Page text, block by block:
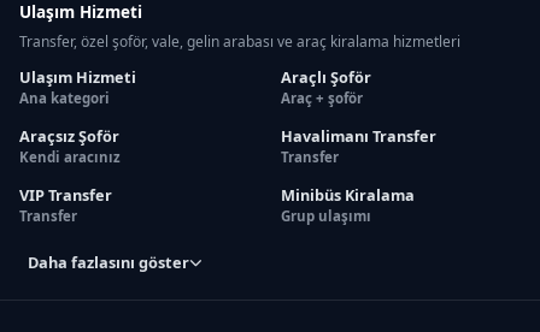
Ulaşım Hizmeti
Transfer, özel şoför, vale, gelin arabası ve araç kiralama hizmetleri
Ulaşım Hizmeti
Ana kategori
Araçlı Şoför
Araç + şoför
Araçsız Şoför
Kendi aracınız
Havalimanı Transfer
Transfer
VIP Transfer
Transfer
Minibüs Kiralama
Grup ulaşımı
Daha fazlasını göster